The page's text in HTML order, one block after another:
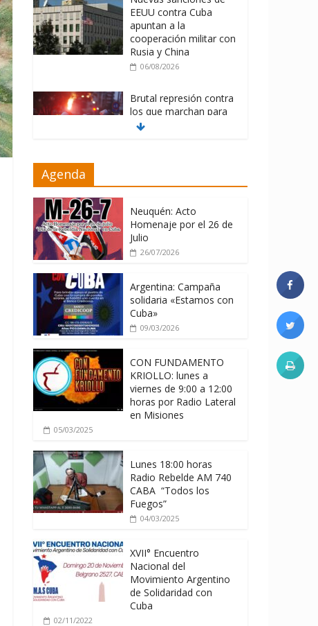
EEUU contra Cuba
apuntan a la
cooperación militar con
Rusia y China
06/08/2026
Brutal represión contra
los que marchan para
que no se venda la
La ONU condena
contra Cuba
06/08/2026
Agenda
Neuquén: Acto
Homenaje por el 26 de
Julio
26/07/2026
Argentina: Campaña
solidaria «Estamos con
Cuba»
09/03/2026
CON FUNDAMENTO
KRIOLLO: lunes a
viernes de 9:00 a 12:00
horas por Radio Lateral
en Misiones
05/03/2025
Lunes 18:00 horas
Radio Rebelde AM 740
CABA “Todos los
Fuegos”
04/03/2025
XVII° Encuentro
Nacional del
Movimiento Argentino
de Solidaridad con
Cuba
02/11/2022